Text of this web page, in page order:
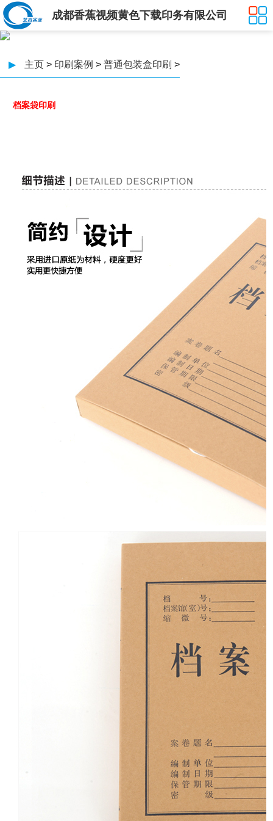
成都香蕉视频黄色下载印务有限公司
▶ 主页 > 印刷案例 > 普通包装盒印刷 >
档案袋印刷